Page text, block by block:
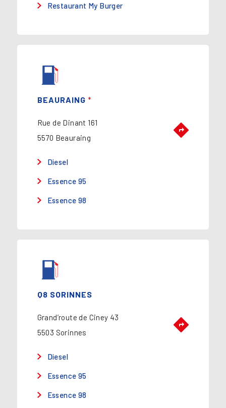
Restaurant My Burger
BEAURAING *
Rue de Dinant 161
5570 Beauraing
Diesel
Essence 95
Essence 98
Q8 SORINNES
Grand’route de Ciney 43
5503 Sorinnes
Diesel
Essence 95
Essence 98